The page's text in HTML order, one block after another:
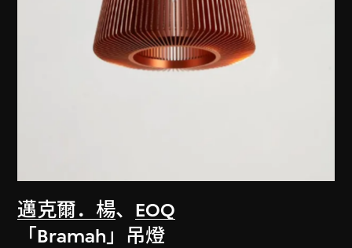
邁克爾．楊、 EOQ
「Bramah」吊燈